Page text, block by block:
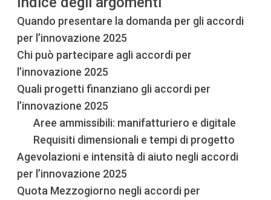
Quando presentare la domanda per gli accordi
per l’innovazione 2025
Chi può partecipare agli accordi per
l’innovazione 2025
Quali progetti finanziano gli accordi per
l’innovazione 2025
Aree ammissibili: manifatturiero e digitale
Requisiti dimensionali e tempi di progetto
Agevolazioni e intensità di aiuto negli accordi
per l’innovazione 2025
Quota Mezzogiorno negli accordi per